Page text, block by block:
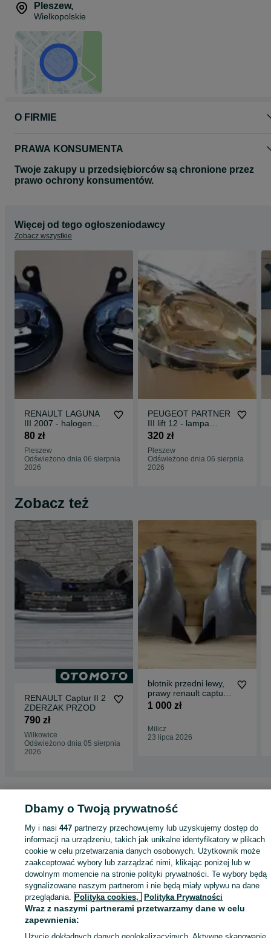
Pleszew,
Wielkopolskie
O FIRMIE
PRAWA KONSUMENTA
Twoje zakupy u przedsiębiorców są chronione przez
prawo ochrony konsumentów.
Więcej od tego ogłoszeniodawcy
Zobacz wszystkie
RENAULT LAGUNA
III 2007 - halogen
lewy + prawy NOWE
80 zł
Pleszew
Odświeżono dnia 06 sierpnia
2026
PEUGEOT PARTNER
III lift 12 - lampa
przednia prawa nowa
320 zł
Pleszew
Odświeżono dnia 06 sierpnia
2026
Zobacz też
RENAULT Captur II 2
ZDERZAK PRZOD
790 zł
Wilkowice
Odświeżono dnia 05 sierpnia
2026
błotnik przedni lewy,
prawy renault captur
kolor bixnk 2017rok
1 000 zł
Milicz
23 lipca 2026
Wielkopolskie
Osobowe - Pleszew
KATEGORIA
ID:792457194 Wyświetlenia:
Zadzwoń / SMS Wyślij wiadomość
Dbamy o Twoją prywatność
My i nasi447 partnerzy przechowujemy lub uzyskujemy dostęp do
informacji na urządzeniu, takich jak unikalne identyfikatory w plikach
cookie w celu przetwarzania danych osobowych. Użytkownik może
zaakceptować wybory lub zarządzać nimi, klikając poniżej lub w
dowolnym momencie na stronie polityki prywatności. Te wybory będą
sygnalizowane naszym partnerom i nie będą miały wpływu na dane
przeglądania. Polityka cookies, Polityka Prywatności
Wraz z naszymi partnerami przetwarzamy dane w celu
zapewnienia: